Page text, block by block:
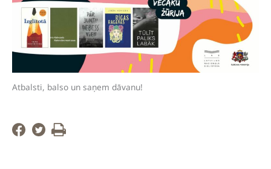
Atbalsti, balso un saņem dāvanu!